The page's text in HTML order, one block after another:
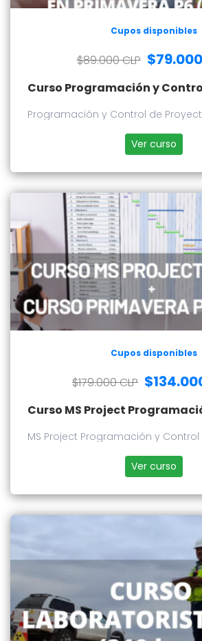
Cupos disponibles
$89.000 CLP
Programación y Control de
Primavera P6
Ver curso
Cupos disponibles
$179.000 CLP
MS Project Programación y
Curso Programación y Control de
Ver curso